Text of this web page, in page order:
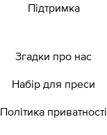
Підтримка
Згадки про нас
Набір для преси
Політика приватності